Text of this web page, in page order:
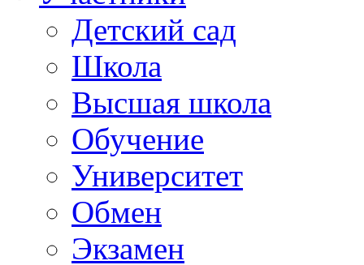
Детский сад
Школа
Высшая школа
Обучение
Университет
Обмен
Экзамен